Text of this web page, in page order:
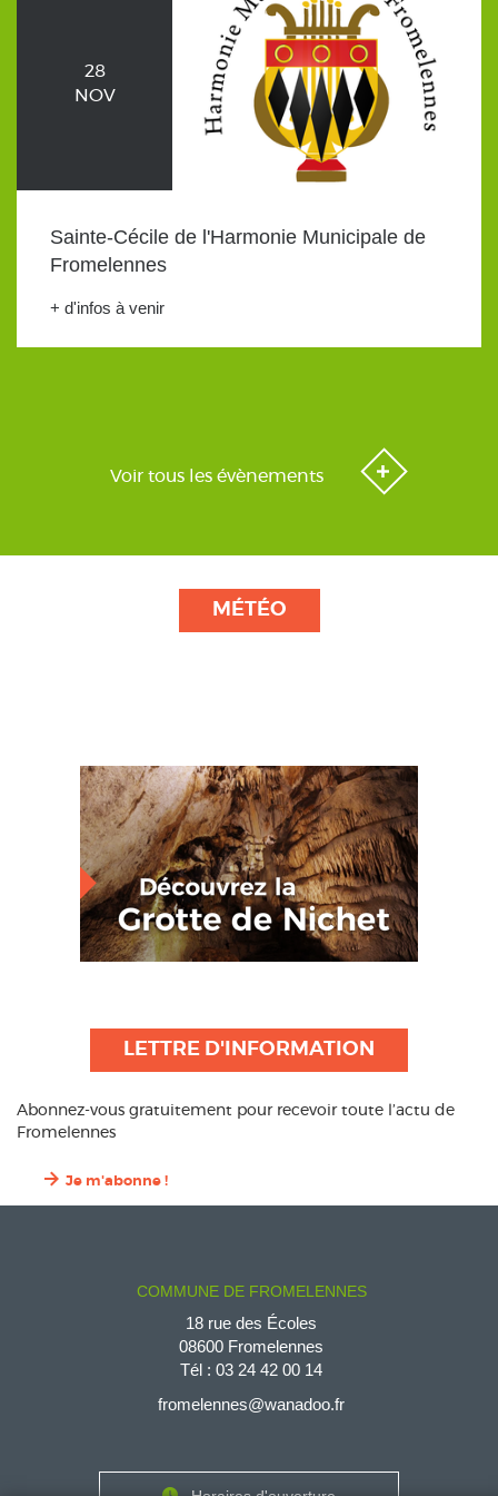
28
NOV
Sainte-Cécile de l'Harmonie Municipale de
Fromelennes
+ d'infos à venir
Voir tous les évènements
MÉTÉO
LETTRE D'INFORMATION
Abonnez-vous gratuitement pour recevoir toute l’actu de
Fromelennes
Je m'abonne !
COMMUNE DE FROMELENNES
18 rue des Écoles
08600 Fromelennes
Tél : 03 24 42 00 14
fromelennes@wanadoo.fr